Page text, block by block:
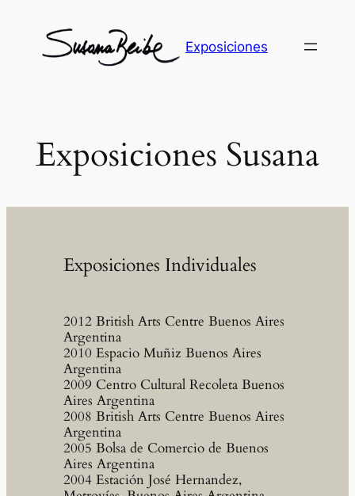
content
Exposiciones
Exposiciones Susana
Exposiciones Individuales
2012 British Arts Centre Buenos Aires
Argentina
2010 Espacio Muñiz Buenos Aires
Argentina
2009 Centro Cultural Recoleta Buenos
Aires Argentina
2008 British Arts Centre Buenos Aires
Argentina
2005 Bolsa de Comercio de Buenos
Aires Argentina
2004 Estación José Hernandez,